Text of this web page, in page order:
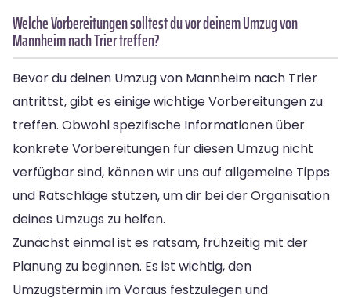
Welche Vorbereitungen solltest du vor deinem Umzug von
Mannheim nach Trier treffen?
Bevor du deinen Umzug von Mannheim nach Trier
antrittst, gibt es einige wichtige Vorbereitungen zu
treffen. Obwohl spezifische Informationen über
konkrete Vorbereitungen für diesen Umzug nicht
verfügbar sind, können wir uns auf allgemeine Tipps
und Ratschläge stützen, um dir bei der Organisation
deines Umzugs zu helfen.
Zunächst einmal ist es ratsam, frühzeitig mit der
Planung zu beginnen. Es ist wichtig, den
Umzugstermin im Voraus festzulegen und